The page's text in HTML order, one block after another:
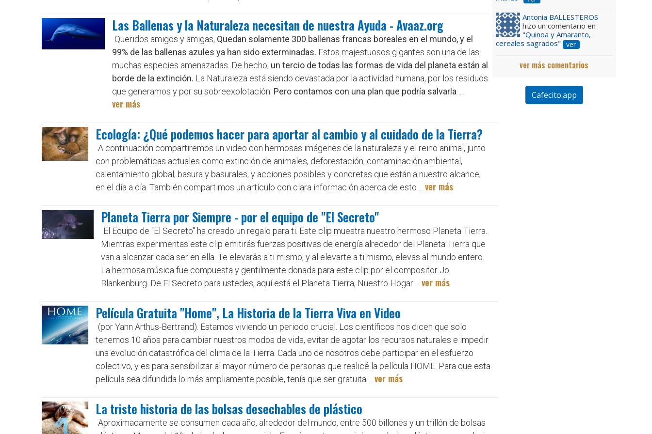
Las Ballenas y la Naturaleza necesitan de nuestra Ayuda - Avaaz.org
Queridos amigos y amigas, Quedan solamente 300 ballenas francas boreales en el mundo, y el
99% de las ballenas azules ya han sido exterminadas. Estos majestuosos gigantes son una de las
muchas especies amenazadas. De hecho, un tercio de todas las formas de vida del planeta están al
borde de la extinción. La Naturaleza está siendo devastada por la actividad humana, por los residuos
que generamos y por su sobreexplotación. Pero contamos con una plan que podría salvarla ...
ver más
Ecología: ¿Qué podemos hacer para aportar al cambio y al cuidado de la Tierra?
A continuación compartiremos un video con hermosas imágenes de la naturaleza y el reino animal, junto
con problemáticas actuales como extinción de animales, deforestación, contaminación ambiental,
calentamiento global, basura y basurales, y acciones posibles y concretas que están a nuestro alcance,
en el día a día. También compartimos un artículo con clara información acerca de esto ... ver más
Planeta Tierra por Siempre - por el equipo de "El Secreto"
El Equipo de "El Secreto" ha creado un regalo para ti. Este clip muestra nuestro hermoso Planeta Tierra.
Mientras experimentas este clip emitirás fuerzas positivas de energía alrededor del Planeta Tierra que
van a alcanzar cada ser en ella. Te elevarás a ti mismo, y al elevarte a ti mismo, elevas al mundo entero.
La hermosa música fue compuesta y gentilmente donada para este clip por el compositor Jo
Blankenburg. De El Secreto para ustedes, aquí está el Planeta Tierra, Nuestro Hogar ... ver más
Película Gratuita "Home", La Historia de la Tierra Viva en Video
(por Yann Arthus-Bertrand). Estamos viviendo un periodo crucial. Los científicos nos dicen que solo
tenemos 10 años para cambiar nuestros modos de vida, evitar de agotar los recursos naturales e impedir
una evolución catastrófica del clima de la Tierra. Cada uno de nosotros debe participar en el esfuerzo
colectivo, y es para sensibilizar al mayor número de personas que realicé la película HOME. Para que esta
película sea difundida lo más ampliamente posible, tenía que ser gratuita ... ver más
La triste historia de las bolsas desechables de plástico
Aproximadamente se consumen cada año, alrededor del mundo, entre 500 billones y un trillón de bolsas
Antonia BALLESTEROS
hizo un comentario en
"Quinoa y Amaranto,
cereales sagrados"
ver
ver más comentarios
Cafecito.app